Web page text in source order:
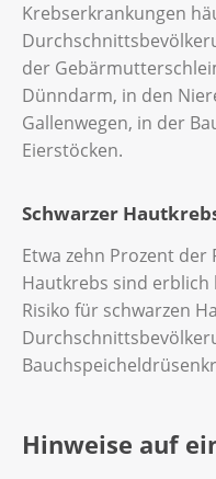
Krebserkrankungen
der
Dünndarm, in den
Gallenwegen, in der
Eierstöcken.
Schwarzer
Etwa zehn Prozent der
Hautkrebs sind
Risiko für schwarzen
Hinweise auf